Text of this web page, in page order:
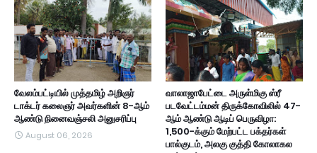
வேலம்பட்டியில் முத்தமிழ் அறிஞர்
டாக்டர் கலைஞர் அவர்களின் 8-ஆம்
ஆண்டு நினைவஞ்சலி அனுசரிப்பு
August 06, 2026
வாலாஜாபேட்டை அருள்மிகு ஸ்ரீ
படவேட்டம்மன் திருக்கோவிலில் 47-
ஆம் ஆண்டு ஆடிப் பெருவிழா:
1,500-க்கும் மேற்பட்ட பக்தர்கள்
பால்குடம், அலகு குத்தி கோலாகல